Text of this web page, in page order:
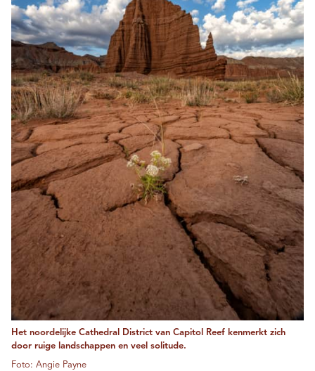
Het noordelijke Cathedral District van Capitol Reef kenmerkt zich
door ruige landschappen en veel solitude.
Foto: Angie Payne